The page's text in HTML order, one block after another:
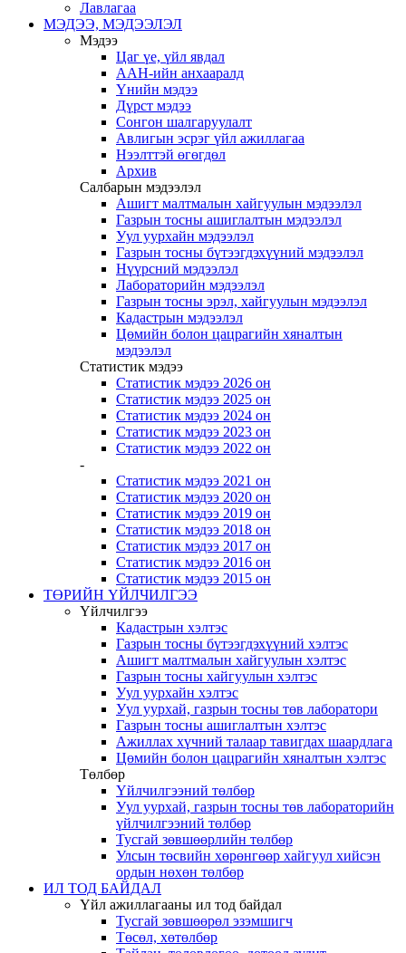
Лавлагаа
МЭДЭЭ, МЭДЭЭЛЭЛ
Мэдээ
Цаг үе, үйл явдал
ААН-ийн анхааралд
Үнийн мэдээ
Дүрст мэдээ
Сонгон шалгаруулалт
Авлигын эсрэг үйл ажиллагаа
Нээлттэй өгөгдөл
Архив
Салбарын мэдээлэл
Ашигт малтмалын хайгуулын мэдээлэл
Газрын тосны ашиглалтын мэдээлэл
Уул уурхайн мэдээлэл
Газрын тосны бүтээгдэхүүний мэдээлэл
Нүүрсний мэдээлэл
Лабораторийн мэдээлэл
Газрын тосны эрэл, хайгуулын мэдээлэл
Кадастрын мэдээлэл
Цөмийн болон цацрагийн хяналтын
мэдээлэл
Статистик мэдээ
Статистик мэдээ 2026 он
Статистик мэдээ 2025 он
Статистик мэдээ 2024 он
Статистик мэдээ 2023 он
Статистик мэдээ 2022 он
-
Статистик мэдээ 2021 он
Статистик мэдээ 2020 он
Статистик мэдээ 2019 он
Статистик мэдээ 2018 он
Статистик мэдээ 2017 он
Статистик мэдээ 2016 он
Статистик мэдээ 2015 он
ТӨРИЙН ҮЙЛЧИЛГЭЭ
Үйлчилгээ
Кадастрын хэлтэс
Газрын тосны бүтээгдэхүүний хэлтэс
Ашигт малтмалын хайгуулын хэлтэс
Газрын тосны хайгуулын хэлтэс
Уул уурхайн хэлтэс
Уул уурхай, газрын тосны төв лаборатори
Газрын тосны ашиглалтын хэлтэс
Ажиллах хүчний талаар тавигдах шаардлага
Цөмийн болон цацрагийн хяналтын хэлтэс
Төлбөр
Үйлчилгээний төлбөр
Уул уурхай, газрын тосны төв лабораторийн
үйлчилгээний төлбөр
Тусгай зөвшөөрлийн төлбөр
Улсын төсвийн хөрөнгөөр хайгуул хийсэн
ордын нөхөн төлбөр
ИЛ ТОД БАЙДАЛ
Үйл ажиллагааны ил тод байдал
Тусгай зөвшөөрөл эзэмшигч
Төсөл, хөтөлбөр